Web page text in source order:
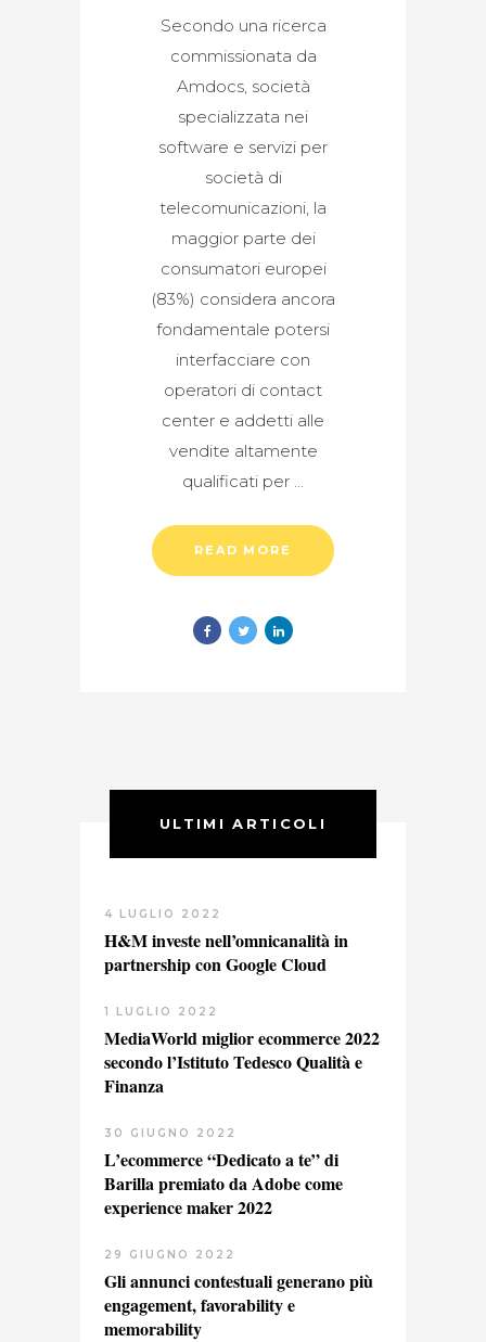
Secondo una ricerca
commissionata da
Amdocs, società
specializzata nei
software e servizi per
società di
telecomunicazioni, la
maggior parte dei
consumatori europei
(83%) considera ancora
fondamentale potersi
interfacciare con
operatori di contact
center e addetti alle
vendite altamente
qualificati per
READ MORE
ULTIMI ARTICOLI
4 LUGLIO 2022
H&M investe nell’omnicanalità in
partnership con Google Cloud
1 LUGLIO 2022
MediaWorld miglior ecommerce 2022
secondo l’Istituto Tedesco Qualità e
Finanza
30 GIUGNO 2022
L’ecommerce “Dedicato a te” di
Barilla premiato da Adobe come
experience maker 2022
29 GIUGNO 2022
Gli annunci contestuali generano più
engagement, favorability e
memorability